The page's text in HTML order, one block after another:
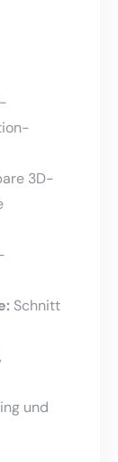
3D-
Schnitt
und